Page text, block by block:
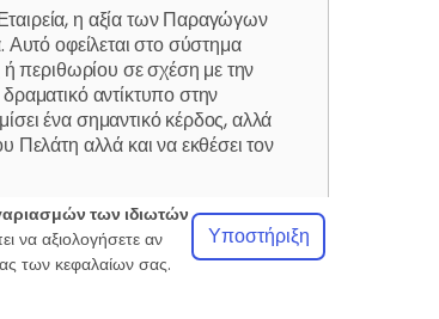
των ιδιωτών
να αξιολογήσετε αν
των κεφαλαίων σας.
Υποστήριξη
η αξία των Παραγώγων
Αυτό οφείλεται στο σύστημα
ή περιθωρίου σε σχέση με την
αντίκτυπο στην
ένα σημαντικό κέρδος, αλλά
Πελάτη αλλά και να εκθέσει τον
ζήτησης για το